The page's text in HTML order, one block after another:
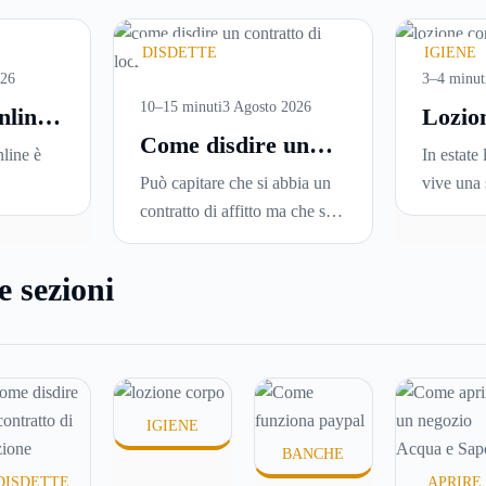
in
è
dove
DISDETTE
10–15 minuti3 Agosto 2026
Come disdire un
contratto di
locazione in modo
corretto ed efficace
Può capitare che si abbia un
contratto di affitto ma che si
voglia trasferirsi in una nuova
chiedersi se è possibile
locazione
prima che scada. In
questa guida capiremo come
IGIENE
3–4
la
In estate
vive una
Sole,
proprio
sezioni
IGIENE
BANCHE
APRIRE